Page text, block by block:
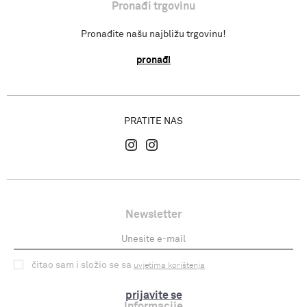
Pronađi trgovinu
Pronađite našu najbližu trgovinu!
pronađi
PRATITE NAS
Newsletter
prijavite se
čitao sam i složio se sa uvjetima korištenja